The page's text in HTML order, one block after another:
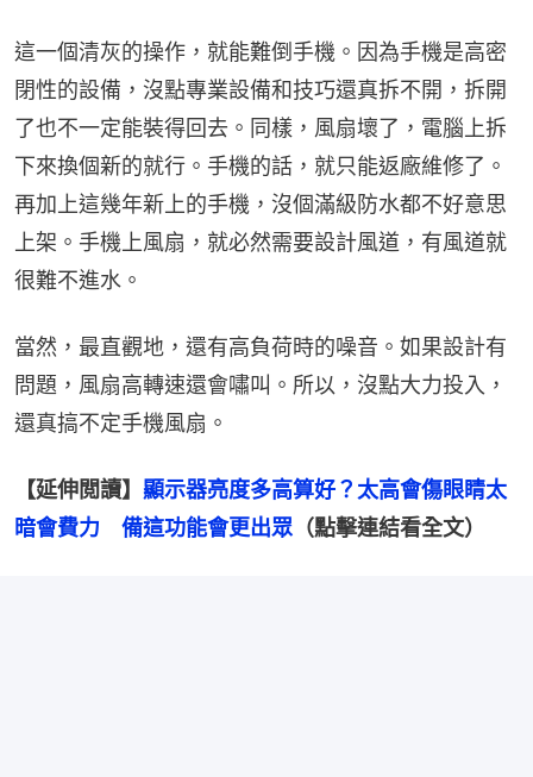
這一個清灰的操作，就能難倒手機。因為手機是高密
閉性的設備，沒點專業設備和技巧還真拆不開，拆開
了也不一定能裝得回去。同樣，風扇壞了，電腦上拆
下來換個新的就行。手機的話，就只能返廠維修了。
再加上這幾年新上的手機，沒個滿級防水都不好意思
上架。手機上風扇，就必然需要設計風道，有風道就
很難不進水。
當然，最直觀地，還有高負荷時的噪音。如果設計有
問題，風扇高轉速還會嘯叫。所以，沒點大力投入，
還真搞不定手機風扇。
【延伸閲讀】 顯示器亮度多高算好？太高會傷眼睛太
暗會費力　備這功能會更出眾 （點擊連結看全文）